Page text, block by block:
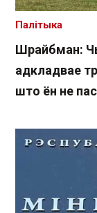
Шрайбман:
адкладвае
што ён не
Палітыка